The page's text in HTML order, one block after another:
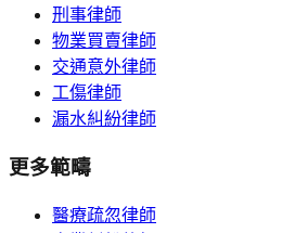
刑事律師
物業買賣律師
交通意外律師
工傷律師
漏水糾紛律師
更多範疇
醫療疏忽律師